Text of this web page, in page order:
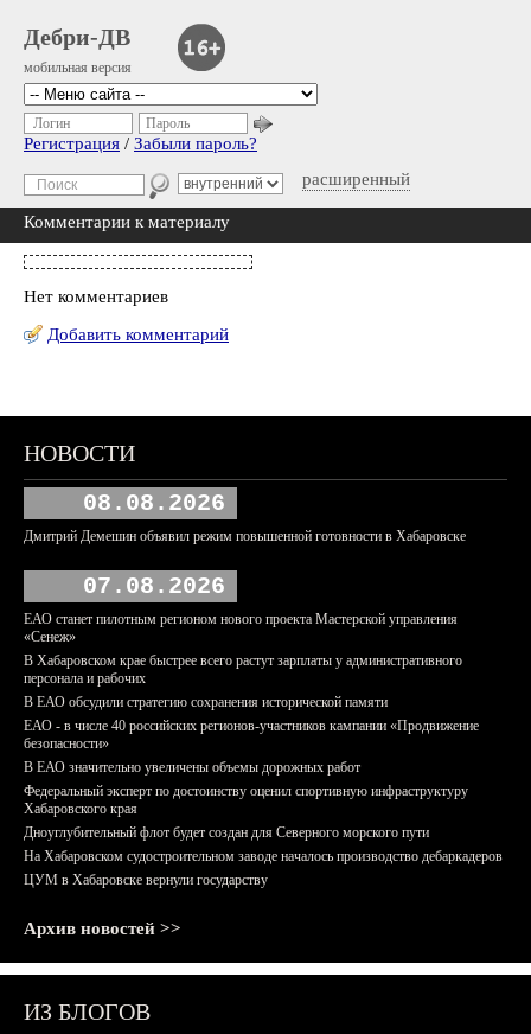
Дебри-ДВ
мобильная версия
расширенный
Логин Пароль
Регистрация / Забыли пароль?
Комментарии к материалу
Нет комментариев
Добавить комментарий
НОВОСТИ
08.08.2026
Дмитрий Демешин объявил режим повышенной готовности в Хабаровске
07.08.2026
ЕАО станет пилотным регионом нового проекта Мастерской управления
«Сенеж»
В Хабаровском крае быстрее всего растут зарплаты у административного
персонала и рабочих
В ЕАО обсудили стратегию сохранения исторической памяти
ЕАО - в числе 40 российских регионов-участников кампании «Продвижение
безопасности»
В ЕАО значительно увеличены объемы дорожных работ
Федеральный эксперт по достоинству оценил спортивную инфраструктуру
Хабаровского края
Дноуглубительный флот будет создан для Северного морского пути
На Хабаровском судостроительном заводе началось производство дебаркадеров
ЦУМ в Хабаровске вернули государству
Архив новостей >>
ИЗ БЛОГОВ